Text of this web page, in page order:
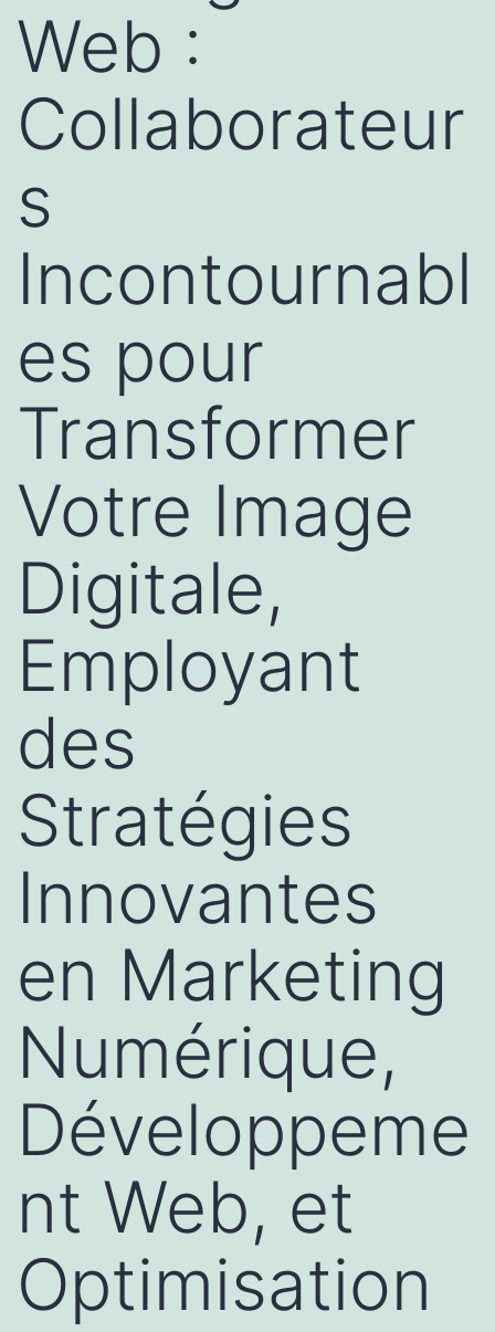
Web :
Collaborateur
s
Incontournabl
es pour
Transformer
Votre Image
Digitale,
Employant
des
Stratégies
Innovantes
en Marketing
Numérique,
Développeme
nt Web, et
Optimisation